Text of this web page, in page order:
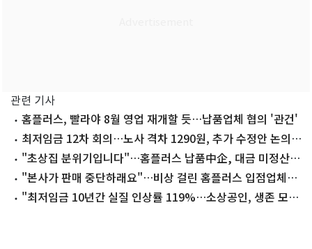
관련 기사
홈플러스, 빨라야 8월 영업 재개할 듯…납품업체 협의 '관건'
최저임금 12차 회의…노사 격차 1290원, 추가 수정안 논의
재개"초상집 분위기입니다"…홈플러스 납품中企, 대금 미정산에
생존 위기
"본사가 판매 중단하래요"…비상 걸린 홈플러스 입점업체들
[르포]
"최저임금 10년간 실질 인상률 119%…소상공인, 생존 모색